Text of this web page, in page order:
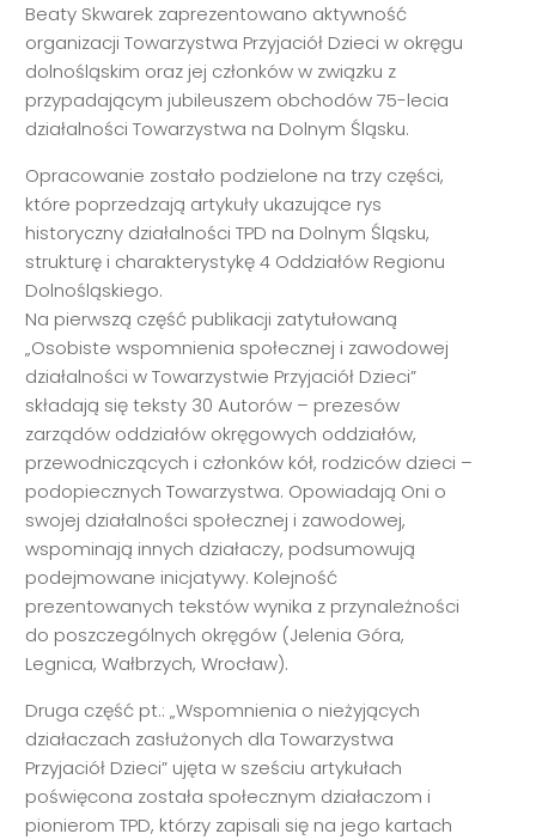
Beaty Skwarek zaprezentowano aktywność
organizacji Towarzystwa Przyjaciół Dzieci w okręgu
dolnośląskim oraz jej członków w związku z
przypadającym jubileuszem obchodów 75-lecia
działalności Towarzystwa na Dolnym Śląsku.
Opracowanie zostało podzielone na trzy części,
które poprzedzają artykuły ukazujące rys
historyczny działalności TPD na Dolnym Śląsku,
strukturę i charakterystykę 4 Oddziałów Regionu
Dolnośląskiego.
Na pierwszą część publikacji zatytułowaną
„Osobiste wspomnienia społecznej i zawodowej
działalności w Towarzystwie Przyjaciół Dzieci”
składają się teksty 30 Autorów – prezesów
zarządów oddziałów okręgowych oddziałów,
przewodniczących i członków kół, rodziców dzieci –
podopiecznych Towarzystwa. Opowiadają Oni o
swojej działalności społecznej i zawodowej,
wspominają innych działaczy, podsumowują
podejmowane inicjatywy. Kolejność
prezentowanych tekstów wynika z przynależności
do poszczególnych okręgów (Jelenia Góra,
Legnica, Wałbrzych, Wrocław).
Druga część pt.: „Wspomnienia o nieżyjących
działaczach zasłużonych dla Towarzystwa
Przyjaciół Dzieci” ujęta w sześciu artykułach
poświęcona została społecznym działaczom i
pionierom TPD, którzy zapisali się na jego kartach